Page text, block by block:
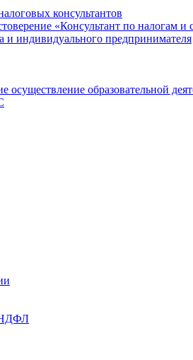
консультантов
«Консультант по налогам и
и индивидуального предпринимателя
образовательной
НДФЛ